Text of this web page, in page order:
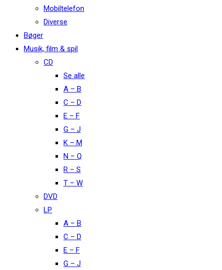
Mobiltelefon
Diverse
Bøger
Musik, film & spil
CD
Se alle
A – B
C – D
E – F
G – J
K – M
N – Q
R – S
T – W
DVD
LP
A – B
C – D
E – F
G – J